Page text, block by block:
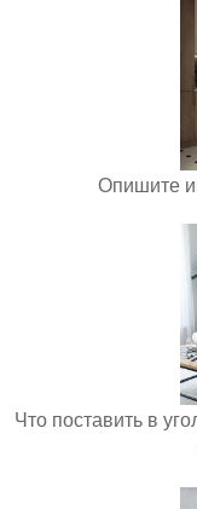
Опишите
Что поставить в